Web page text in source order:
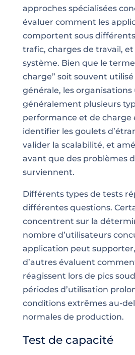
approches spécialisées
évaluer comment les
comportent sous
trafic, charges de travail,
système. Bien que le
charge” soit souvent
générale, les
généralement plusieurs
performance et de charge
identifier les goulets
valider la scalabilité, et
avant que des problèmes
surviennent.
Différents types de tests
différentes questions.
concentrent sur la
nombre d’utilisateurs
application peut
d’autres évaluent
réagissent lors de pics
périodes d’utilisation
conditions extrêmes au-
normales de production.
Test de capacité